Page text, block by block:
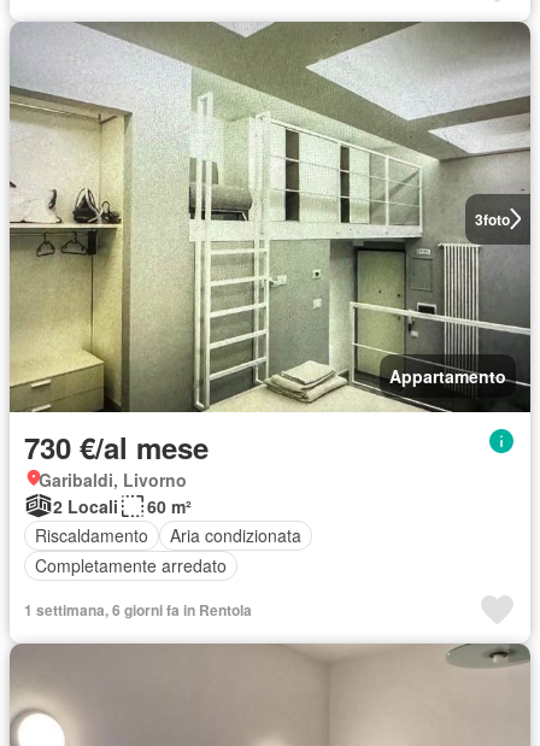
3foto
Appartamento
730 €/al mese
Garibaldi, Livorno
2 Locali
60 m²
Riscaldamento
Aria condizionata
Completamente arredato
1 settimana, 6 giorni fa in Rentola